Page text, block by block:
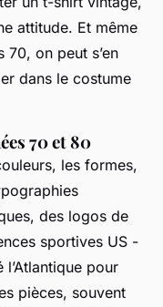
attitude. Et même
70, on peut s’en
dans le costume
70 et 80
les formes,
des logos de
sportives US -
pour
pièces, souvent